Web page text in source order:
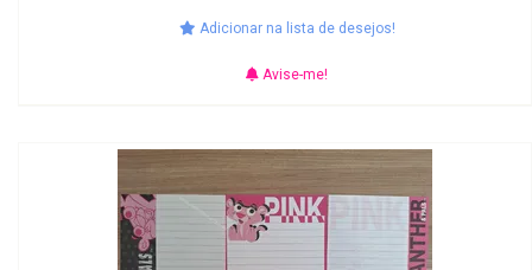
Adicionar na lista de desejos!
Avise-me!